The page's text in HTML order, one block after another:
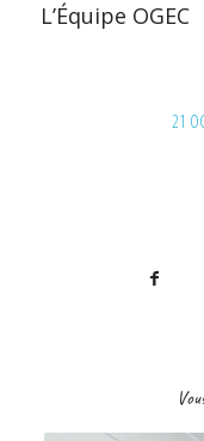
L’Équipe OGEC
21